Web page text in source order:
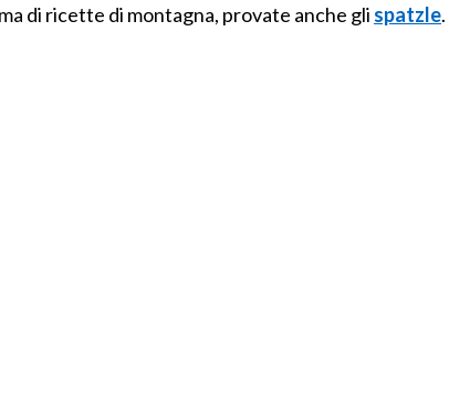
di ricette di montagna, provate anche gli spatzle.